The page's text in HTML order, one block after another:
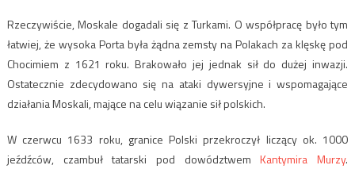
Rzeczywiście, Moskale dogadali się z Turkami. O współpracę było tym
łatwiej, że wysoka Porta była żądna zemsty na Polakach za klęskę pod
Chocimiem z 1621 roku. Brakowało jej jednak sił do dużej inwazji.
Ostatecznie zdecydowano się na ataki dywersyjne i wspomagające
działania Moskali, mające na celu wiązanie sił polskich.
W czerwcu 1633 roku, granice Polski przekroczył liczący ok. 1000
jeźdźców, czambuł tatarski pod dowództwemKantymira Murzy.